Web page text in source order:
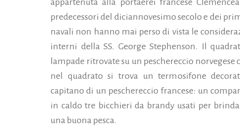
predecessori del diciannovesimo secolo e dei
navali non hanno mai perso di vista le
interni della SS. George Stephenson. Il
lampade ritrovate su un peschereccio norvegese
nel quadrato si trova un termosifone
capitano di un peschereccio francese: un
in caldo tre bicchieri da brandy usati per
una buona pesca.